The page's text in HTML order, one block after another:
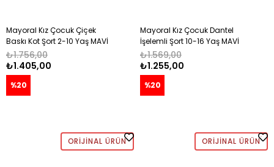
Mayoral Kız Çocuk Çiçek
Baskı Kot Şort 2-10 Yaş MAVİ
₺1.405,00
₺1.756,00
%20
Mayoral Kız Çocuk Dantel
İşelemli Şort 10-16 Yaş MAVİ
₺1.255,00
₺1.569,00
%20
ORIJINAL ÜRÜN ORIJINAL ÜRÜN